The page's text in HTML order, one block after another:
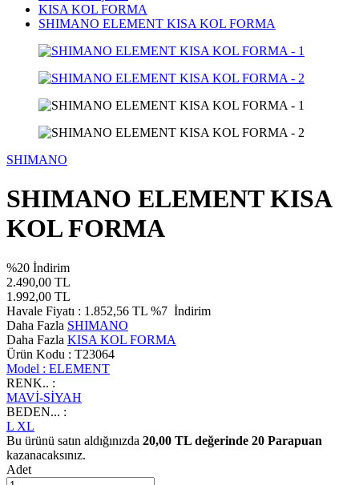
KISA KOL FORMA
SHIMANO ELEMENT KISA KOL FORMA
SHIMANO
SHIMANO ELEMENT KISA
KOL FORMA
%20 İndirim
2.490,00 TL
1.992,00 TL
Havale Fiyatı : 1.852,56 TL %7 İndirim
Daha Fazla SHIMANO
Daha Fazla KISA KOL FORMA
Ürün Kodu : T23064
Model : ELEMENT
RENK.. :
MAVİ-SİYAH
BEDEN... :
L XL
Bu ürünü satın aldığınızda 20,00 TL değerinde 20 Parapuan
kazanacaksınız.
Adet